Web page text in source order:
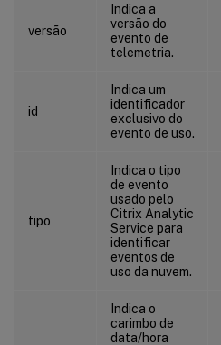
versão
Indica a
versão do
evento de
telemetria.
id
Indica um
identificador
exclusivo do
evento de uso.
tipo
Indica o tipo
de evento
usado pelo
Citrix Analytic
Service para
identificar
eventos de
uso da nuvem.
Indica o
carimbo de
data/hora